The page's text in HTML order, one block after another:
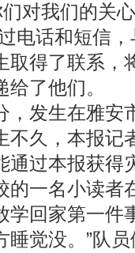
对我们的关
过电话和短信
取得了联系，
了他们。
发生在雅安
不久，本报记
通过本报获得
一名小读者
学回家第一件
觉没。”队